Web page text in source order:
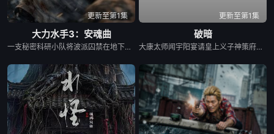
更新至第1集
大力水手3：安魂曲
一支秘密科研小队将波派囚禁在地下军事基地，试图驯化并利用他的超人类力量，将其打造成杀伤力极强的军事武器。残酷的实验不断压榨他的身体，也持续点燃着他心底的怒火。很快实验彻底失控，被狂怒彻底吞噬的波派化身无法阻挡的狂暴怪物，挣脱束缚在基地里横冲直撞，所到之处设施尽毁、伤亡惨重。随着时间不断流逝，伤亡数字持续攀升，基地里的一名科学家必须赌上一切，阻止这头失控的怪物，阻止毁灭向外蔓延。
更新至第1集
破暗
大康太师闻宇阳宴请皇上义子神策府神威将军冷啸天，席间告知他一个消息，刚刚继任北疆镇海王的薛世明遭刺客暗杀，大康名医李长生父子卷入其中，不日将斩首。冷啸天自幼在北疆长大，李长生曾对他有过救命之恩，冷啸天决定亲赴北疆。探求真相...